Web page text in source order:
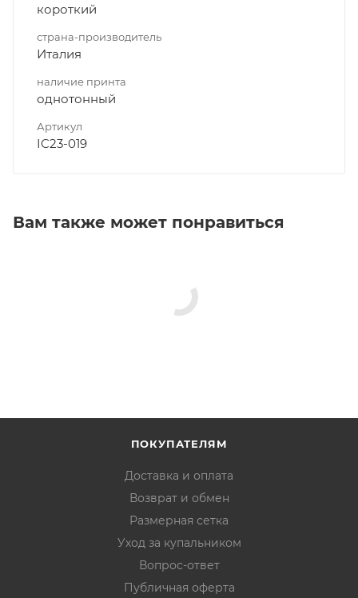
короткий
страна-производитель
Италия
наличие принта
однотонный
Артикул
IC23-019
Вам также может понравиться
ПОКУПАТЕЛЯМ
Доставка и оплата
Возврат и обмен
Размерная сетка
Уход за купальником
Вопрос-ответ
Публичная оферта